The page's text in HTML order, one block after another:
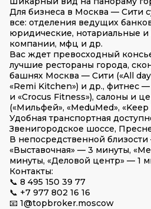
Для бизнеса в Москва — Сити
все: отделения ведущих
юридические, нотариальные и
компании, мфц и др.
Вас ждет превосходный
лучшие рестораны города,
башнях Москва — Сити («All
«Remi Kitchen») и др., фитнес
и «Crocus Fitness»), салоны и
(«Мильфей», «MeduMed»,
Удобная транспортная
Звенигородское шоссе,
В непосредственной
«Выставочная» — 3 минуты,
минуты, «Деловой центр» — 1
Контакты:
📞 8 495 150 39 77
📞 +7 977 802 16 16
📧 1@topbroker.moscow